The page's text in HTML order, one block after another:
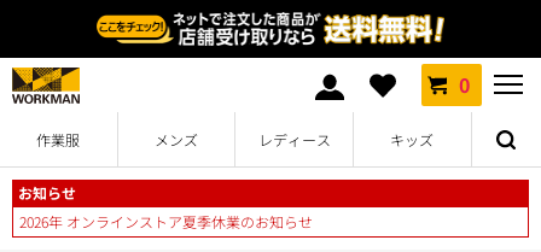
0
作業服 メンズ レディース キッズ
お知らせ
2026年 オンラインストア夏季休業のお知らせ